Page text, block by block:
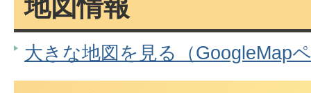
地図情報
大きな地図を見る（GoogleMap